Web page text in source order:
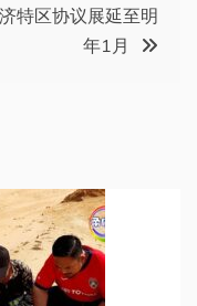
特区协议展延至明
年1月